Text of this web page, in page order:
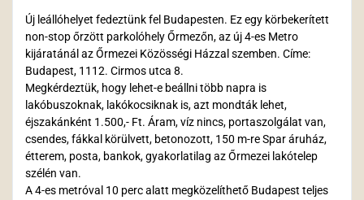
Új leállóhelyet fedeztünk fel Budapesten. Ez egy körbekerített
non-stop őrzött parkolóhely Őrmezőn, az új 4-es Metro
kijáratánál az Őrmezei Közösségi Házzal szemben. Címe:
Budapest, 1112. Cirmos utca 8.
Megkérdeztük, hogy lehet-e beállni több napra is
lakóbuszoknak, lakókocsiknak is, azt mondták lehet,
éjszakánként 1.500,- Ft. Áram, víz nincs, portaszolgálat van,
csendes, fákkal körülvett, betonozott, 150 m-re Spar áruház,
étterem, posta, bankok, gyakorlatilag az Őrmezei lakótelep
szélén van.
A 4-es metróval 10 perc alatt megközelíthető Budapest teljes